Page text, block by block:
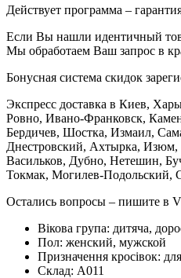
Действует программа –
Если Вы нашли идентичный
Мы обработаем Ваш запрос в
Бонусная система скидок
Экспресс доставка в Киев,
Ровно, Ивано-Франковск,
Бердичев, Шостка, Измаил,
Днестровский, Ахтырка,
Васильков, Дубно, Нетешин,
Токмак, Могилев-Подольский,
Остались вопросы – пишите в
Вікова група: дитяча,
Пол: женский, мужской
Призначення кросівок:
Склад: А011